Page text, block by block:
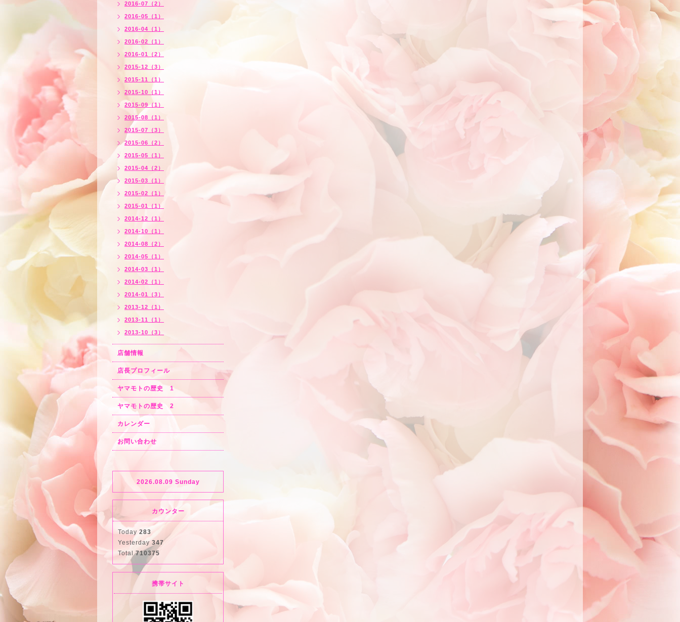
2016-07（2）
2016-05（1）
2016-04（1）
2016-02（1）
2016-01（2）
2015-12（3）
2015-11（1）
2015-10（1）
2015-09（1）
2015-08（1）
2015-07（3）
2015-06（2）
2015-05（1）
2015-04（2）
2015-03（1）
2015-02（1）
2015-01（1）
2014-12（1）
2014-10（1）
2014-08（2）
2014-05（1）
2014-03（1）
2014-02（1）
2014-01（3）
2013-12（1）
2013-11（1）
2013-10（3）
店舗情報
店長プロフィール
ヤマモトの歴史 1
ヤマモトの歴史 2
カレンダー
お問い合わせ
2026.08.09 Sunday
カウンター
Today 283
Yesterday 347
Total710375
携帯サイト